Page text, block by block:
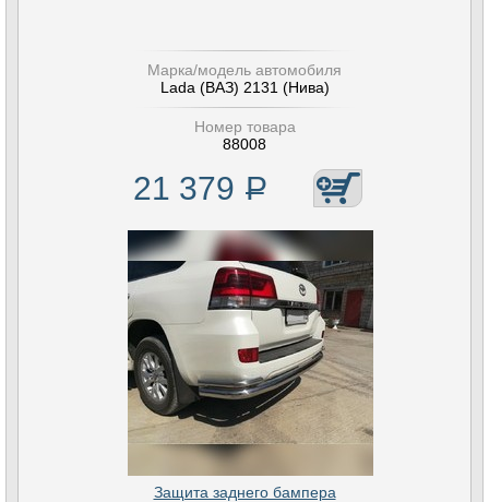
Марка/модель автомобиля
Lada (ВАЗ) 2131 (Нива)
Номер товара
88008
21 379 Р
Защита заднего бампера